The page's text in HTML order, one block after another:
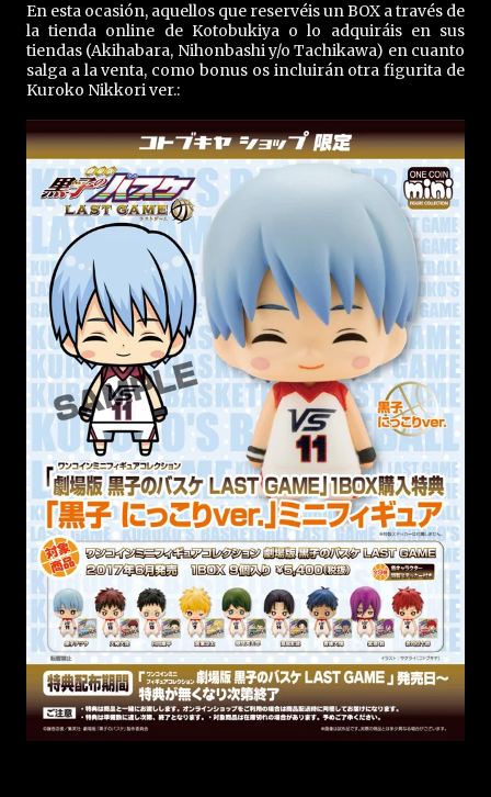
En esta ocasión, aquellos que reservéis un BOX a través de
la tienda online de Kotobukiya o lo adquiráis en sus
tiendas (Akihabara, Nihonbashi y/o Tachikawa) en cuanto
salga a la venta, como bonus os incluirán otra figurita de
Kuroko Nikkori ver.: